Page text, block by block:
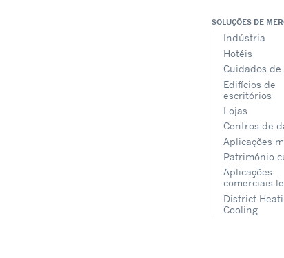
SOLUÇÕES DE
Indústria
Hotéis
Cuidados de
Edifícios de
escritórios
Lojas
Centros de
Aplicações
Património
Aplicações
comerciais
District
Cooling